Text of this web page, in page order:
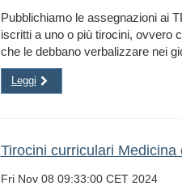
Pubblichiamo le assegnazioni ai
iscritti a uno o più tirocini, ovvero
che le debbano verbalizzare nei
Leggi
Tirocini curriculari
Fri Nov 08 09:33:00 CET 2024